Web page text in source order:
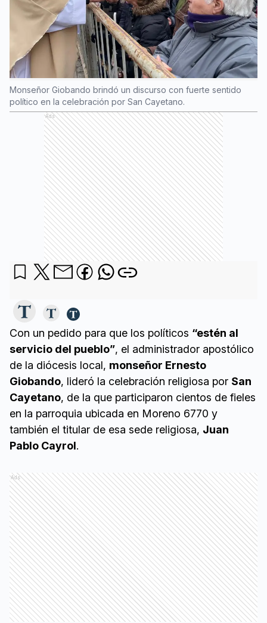
Monseñor Giobando brindó un discurso con fuerte sentido
político en la celebración por San Cayetano.
Ads
Con un pedido para que los políticos “estén al
servicio del pueblo”, el administrador apostólico
de la diócesis local, monseñor Ernesto
Giobando, lideró la celebración religiosa por San
Cayetano, de la que participaron cientos de fieles
en la parroquia ubicada en Moreno 6770 y
también el titular de esa sede religiosa, Juan
Pablo Cayrol.
Ads